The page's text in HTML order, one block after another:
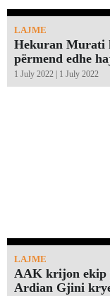
LAJME
Hekuran Murati
përmend edhe
1 July 2022 | 1 July 2022
LAJME
AAK krijon ekip
Ardian Gjini